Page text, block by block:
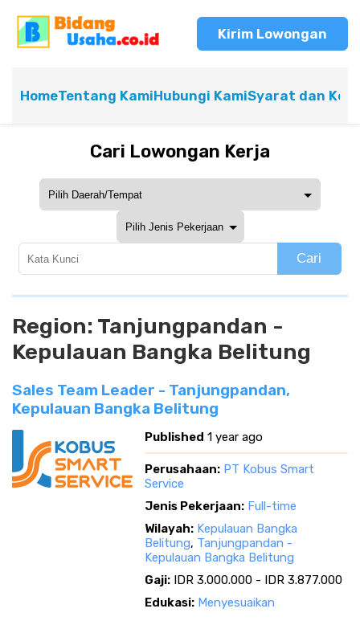
Kirim Lowongan
HomeTentang KamiHubungi KamiSyarat dan
Cari Lowongan Kerja
Cari
Region: Tanjungpandan -
Kepulauan Bangka Belitung
Sales Team Leader - Tanjungpandan,
Kepulauan Bangka Belitung
Published 1 year ago
Perusahaan: PT Kobus Smart
Service
Jenis Pekerjaan: Full-time
Wilayah: Kepulauan Bangka
Belitung, Tanjungpandan -
Kepulauan Bangka Belitung
Gaji: IDR 3.000.000 - IDR 3.877.000
Edukasi: Menyesuaikan